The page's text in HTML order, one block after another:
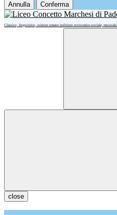
Annulla Conferma
Classico, linguistico, scienze umane indirizzo economico-sociale, musicale
close